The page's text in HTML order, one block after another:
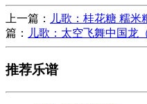
上一篇： 儿歌：桂花糖 糯米
篇：
儿歌：太空飞舞中国龙
推荐乐谱